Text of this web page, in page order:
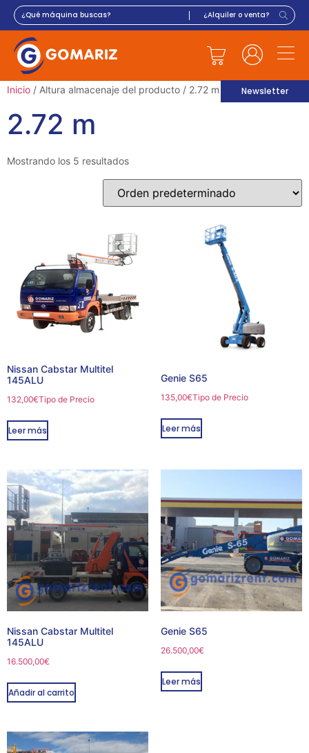
Newsletter
Inicio / Altura almacenaje del producto / 2.72 m
2.72 m
Mostrando los 5 resultados
Nissan Cabstar Multitel
145ALU
132,00€Tipo de Precio
Leer más
Genie S65
135,00€Tipo de Precio
Leer más
Nissan Cabstar Multitel
145ALU
16.500,00€
Añadir al carrito
Genie S65
26.500,00€
Leer más